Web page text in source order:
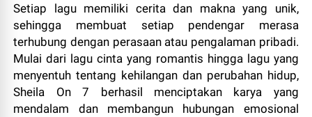
Setiap lagu memiliki cerita dan makna yang unik,
sehingga membuat setiap pendengar merasa
terhubung dengan perasaan atau pengalaman pribadi.
Mulai dari lagu cinta yang romantis hingga lagu yang
menyentuh tentang kehilangan dan perubahan hidup,
Sheila On 7 berhasil menciptakan karya yang
mendalam dan membangun hubungan emosional